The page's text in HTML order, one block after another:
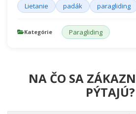
Lietanie padák paragliding
Kategórie Paragliding
NA ČO SA
PÝTAJÚ?